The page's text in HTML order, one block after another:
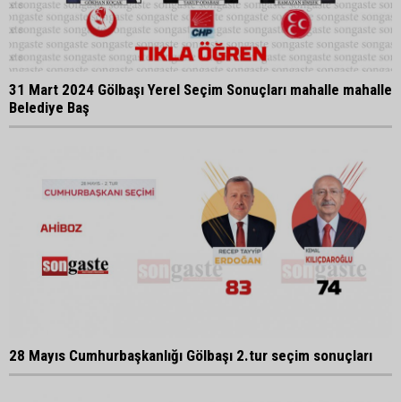
31 Mart 2024 Gölbaşı Yerel Seçim Sonuçları mahalle mahalle
Belediye Baş
28 Mayıs Cumhurbaşkanlığı Gölbaşı 2.tur seçim sonuçları